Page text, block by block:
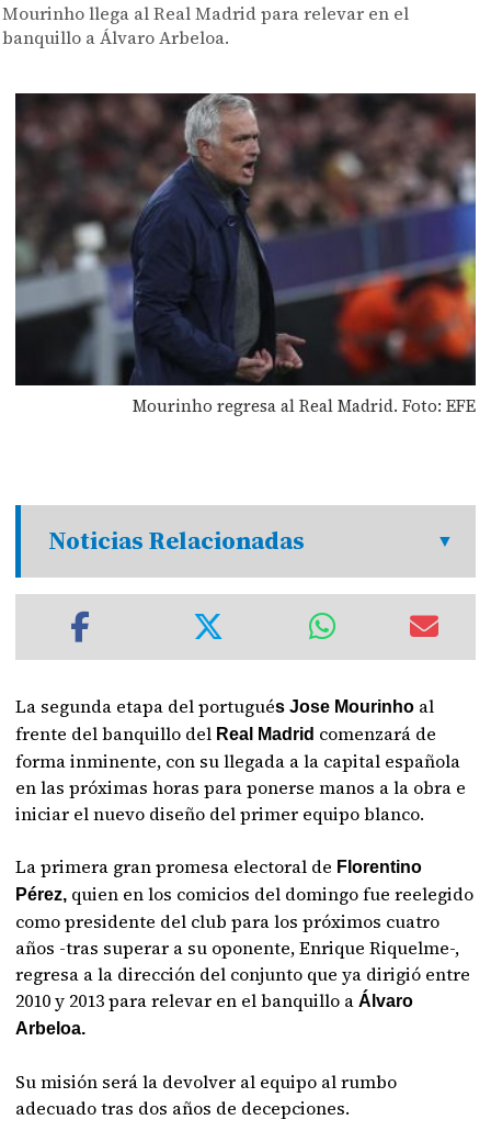
Mourinho llega al Real Madrid para relevar en el
banquillo a Álvaro Arbeloa.
Mourinho regresa al Real Madrid. Foto: EFE
Noticias Relacionadas
La segunda etapa del portugués Jose Mourinho al
frente del banquillo del Real Madrid comenzará de
forma inminente, con su llegada a la capital española
en las próximas horas para ponerse manos a la obra e
iniciar el nuevo diseño del primer equipo blanco.
La primera gran promesa electoral de Florentino
Pérez, quien en los comicios del domingo fue reelegido
como presidente del club para los próximos cuatro
años -tras superar a su oponente, Enrique Riquelme-,
regresa a la dirección del conjunto que ya dirigió entre
2010 y 2013 para relevar en el banquillo aÁlvaro
Arbeloa.
Su misión será la devolver al equipo al rumbo
adecuado tras dos años de decepciones.